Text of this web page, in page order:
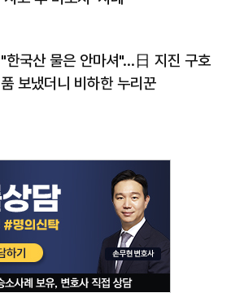
"한국산 물은 안마셔"…日 지진 구호
품 보냈더니 비하한 누리꾼